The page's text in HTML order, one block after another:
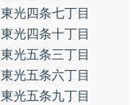
東光四条七丁目
東光四条十丁目
東光五条三丁目
東光五条六丁目
東光五条九丁目